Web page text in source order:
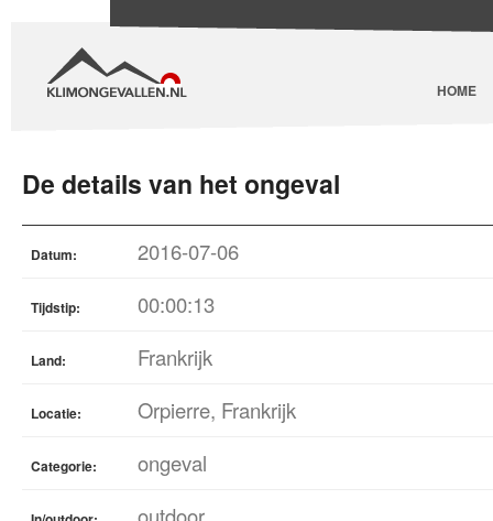
HOME
De details van het ongeval
Datum: 2016-07-06
Tijdstip: 00:00:13
Land: Frankrijk
Locatie: Orpierre, Frankrijk
Categorie: ongeval